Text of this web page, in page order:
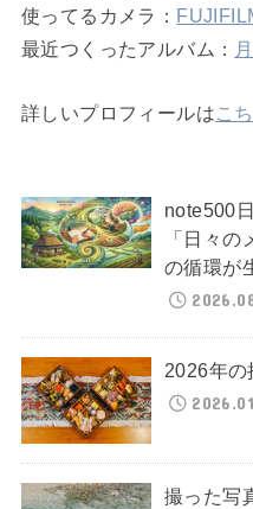
使ってるカメラ：
最近つくったアルバム：
詳しいプロフィールはこ
note500
「日々
の循環が
2026年の
撮った写